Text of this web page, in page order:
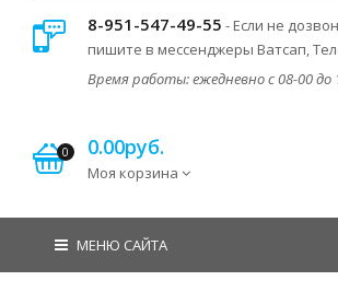
8-951-547-49-55 - Если не
пишите в мессенджеры Ватсап,
Время работы: ежедневно с 08-00 до
0 0.00руб.
Моя корзина
МЕНЮ САЙТА